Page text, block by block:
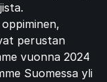
perustan
vuonna 2024
Suomessa yli